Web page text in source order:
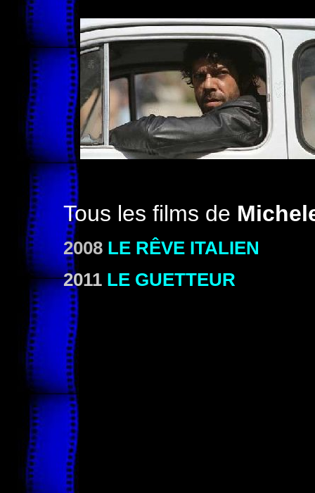
Tous les films de
2008 LE RÊVE ITALIEN
2011 LE GUETTEUR